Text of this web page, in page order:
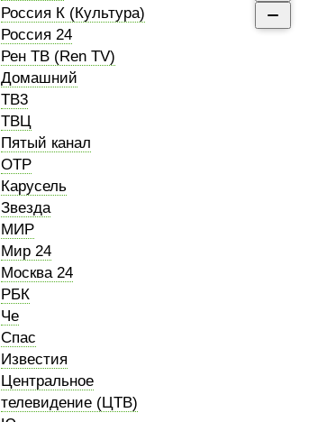
Россия К (Культура)
Россия 24
Рен ТВ (Ren TV)
Домашний
ТВ3
ТВЦ
Пятый канал
ОТР
Карусель
Звезда
МИР
Мир 24
Москва 24
РБК
Че
Спас
Известия
Центральное
телевидение (ЦТВ)